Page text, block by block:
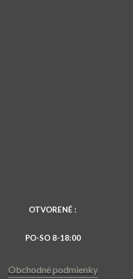
OTVORENÉ :
PO-SO 8-18:00
Obchodné podmienky